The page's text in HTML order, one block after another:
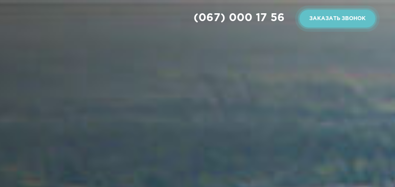
ЗАКАЗАТЬ ЗВОНОК
(067) 000 17 56